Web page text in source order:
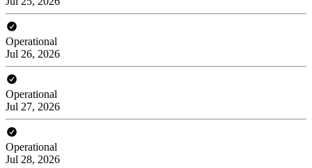
Operational
Jul 26, 2026
Operational
Jul 27, 2026
Operational
Jul 28, 2026